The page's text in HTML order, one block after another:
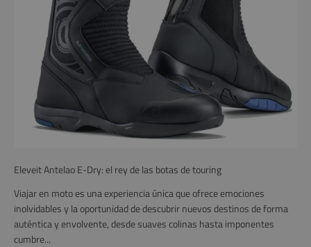
Eleveit Antelao E-Dry: el rey de las botas de touring
Viajar en moto es una experiencia única que ofrece emociones
inolvidables y la oportunidad de descubrir nuevos destinos de forma
auténtica y envolvente, desde suaves colinas hasta imponentes
cumbre...